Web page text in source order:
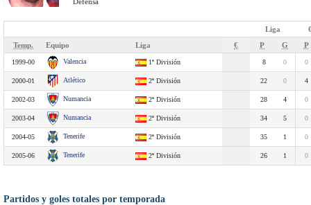
Liga
Temp.
Equipo Liga € P G P
1999-00 Valencia 1ª División 8 0 0
2000-01 Atlético 2ª División 22 0 4
2002-03 Numancia 2ª División 28 4 0
2003-04 Numancia 2ª División 34 5 0
2004-05 Tenerife 2ª División 35 1 0
2005-06 Tenerife 2ª División 26 1 0
Partidos y goles totales por temporada